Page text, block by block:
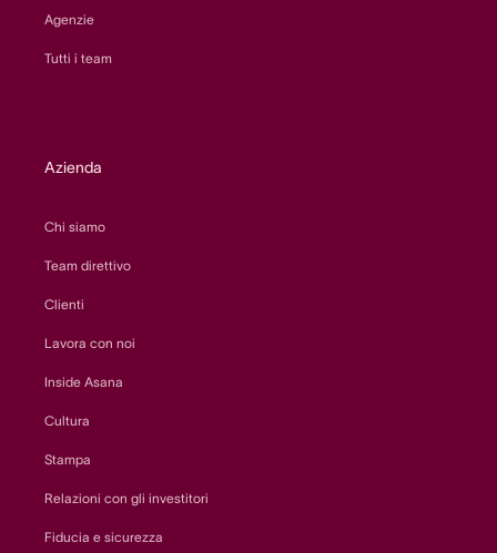
Agenzie
Tutti i team
Azienda
Chi siamo
Team direttivo
Clienti
Lavora con noi
Inside Asana
Cultura
Stampa
Relazioni con gli investitori
Fiducia e sicurezza